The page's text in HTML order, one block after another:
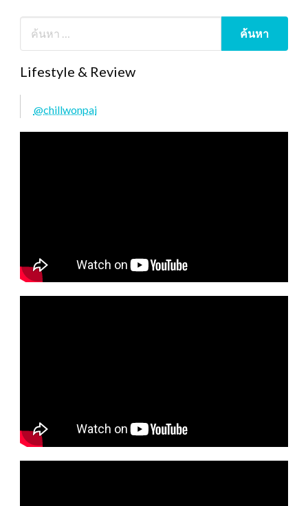
Lifestyle & Review
@chillwonpai